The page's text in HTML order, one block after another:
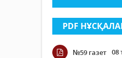
PDF
№59 газет 08